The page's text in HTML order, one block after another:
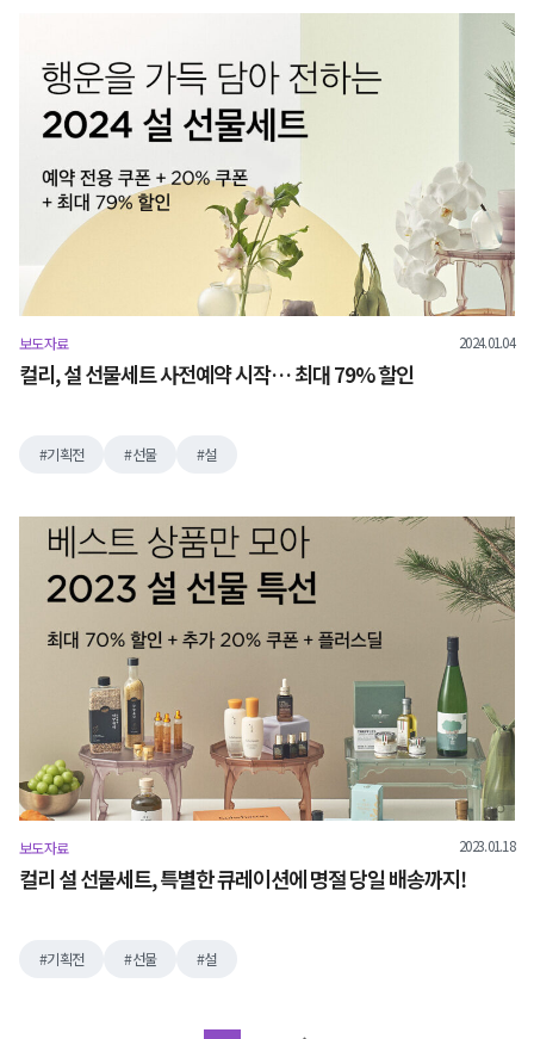
보도자료 2024.01.04
컬리, 설 선물세트 사전예약 시작… 최대 79% 할인
기획전 선물 설
보도자료 2023.01.18
컬리 설 선물세트, 특별한 큐레이션에 명절 당일 배송까지!
기획전 선물 설